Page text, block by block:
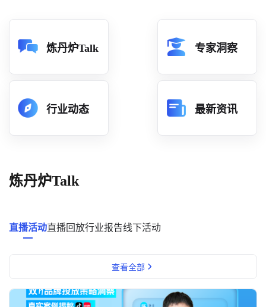
品牌数据
店铺数据
分析
数据中心
消费者说
解决方案
金融市场解决方案
电商解决方案
炼丹炉Talk 专家洞察
行业动态 最新资讯
炼丹炉Talk
直播活动直播回放行业报告线下活动
查看全部